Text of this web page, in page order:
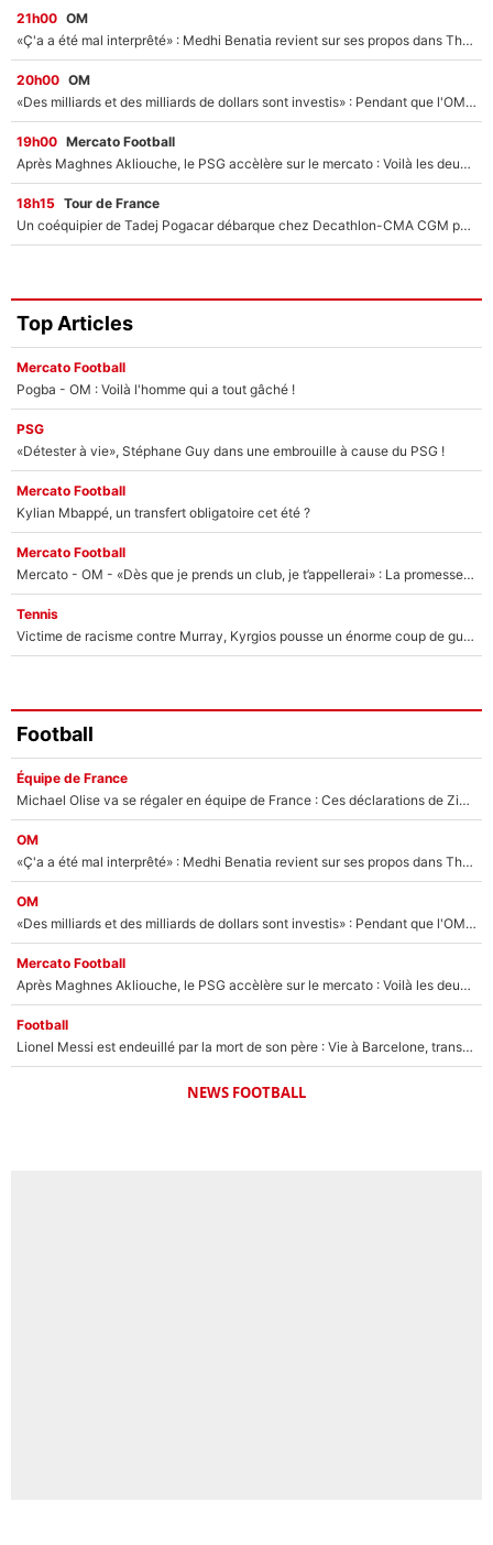
21h00 OM
«Ç'a a été mal interprêté» : Medhi Benatia revient sur ses propos dans The Bridge et précise ses conditions pour rejoindre le PSG !
20h00 OM
«Des milliards et des milliards de dollars sont investis» : Pendant que l'OM est en pleine crise financière, Frank McCourt lance un nouveau projet à 260M€ !
19h00 Mercato Football
Après Maghnes Akliouche, le PSG accèlère sur le mercato : Voilà les deux nouvelles recrues qui vont signer la semaine prochaine ?
18h15 Tour de France
Un coéquipier de Tadej Pogacar débarque chez Decathlon-CMA CGM pour épauler Paul Seixas : «Mes meilleures années sont à venir»
Top Articles
Mercato Football
Pogba - OM : Voilà l'homme qui a tout gâché !
PSG
«Détester à vie», Stéphane Guy dans une embrouille à cause du PSG !
Mercato Football
Kylian Mbappé, un transfert obligatoire cet été ?
Mercato Football
Mercato - OM - «Dès que je prends un club, je t’appellerai» : La promesse de Marcelino au moment de claquer la porte
Tennis
Victime de racisme contre Murray, Kyrgios pousse un énorme coup de gueule !
Football
Équipe de France
Michael Olise va se régaler en équipe de France : Ces déclarations de Zinedine Zidane qui prouvent qu'il va tout miser sur la star du Bayern Munich !
OM
«Ç'a a été mal interprêté» : Medhi Benatia revient sur ses propos dans The Bridge et précise ses conditions pour rejoindre le PSG !
OM
«Des milliards et des milliards de dollars sont investis» : Pendant que l'OM est en pleine crise financière, Frank McCourt lance un nouveau projet à 260M€ !
Mercato Football
Après Maghnes Akliouche, le PSG accèlère sur le mercato : Voilà les deux nouvelles recrues qui vont signer la semaine prochaine ?
Football
Lionel Messi est endeuillé par la mort de son père : Vie à Barcelone, transfert au PSG... voilà comment Jorge Messi a joué un rôle essentiel dans sa carrière !
NEWS FOOTBALL